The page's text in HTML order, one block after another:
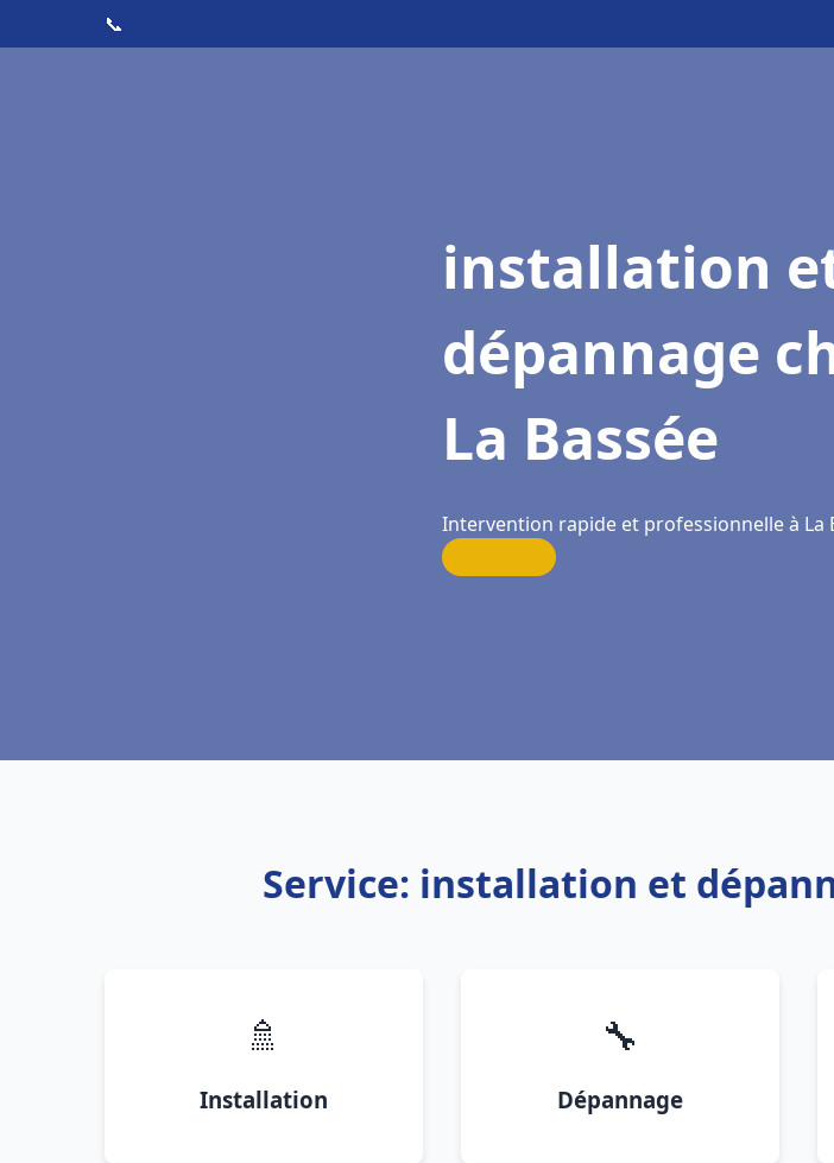
📞
installation
dépannage
La Bassée
Intervention rapide et professionnelle à La
Service: installation et
🚿
Installation
🔧
Dépannage